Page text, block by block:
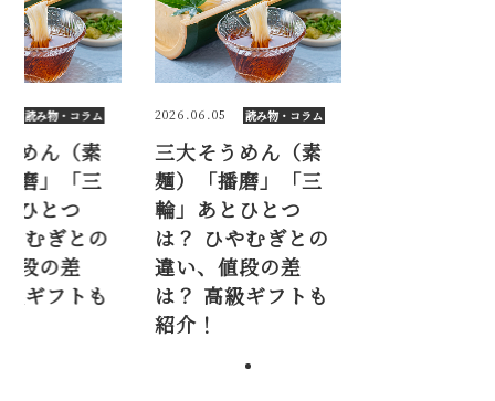
読み物・コラム
うめん（素
播磨」「三
とひとつ
やむぎとの
値段の差
級ギフトも
2026.06.05 読み物・コラム
三大そうめん（素
麺）「播磨」「三
輪」あとひとつ
は？ ひやむぎとの
違い、値段の差
は？ 高級ギフトも
紹介！